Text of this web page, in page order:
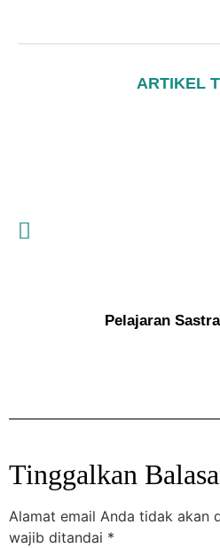
ARTIKEL
Pelajaran
Tinggalkan
Alamat email Anda tidak akan
wajib ditandai *